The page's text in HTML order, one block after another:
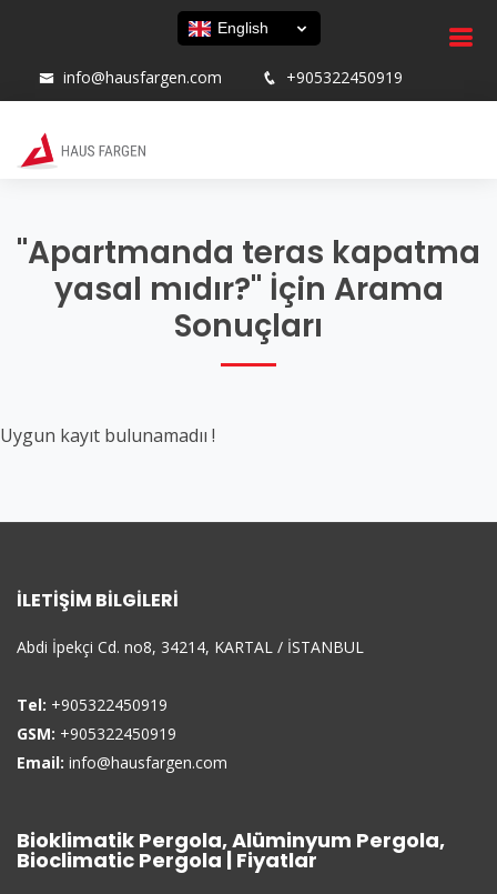
English
info@hausfargen.com +905322450919
"Apartmanda teras kapatma
yasal mıdır?" İçin Arama
Sonuçları
Uygun kayıt bulunamadıı !
İLETIŞIM BILGILERI
Abdi İpekçi Cd. no8, 34214, KARTAL / İSTANBUL
Tel: +905322450919
GSM: +905322450919
Email: info@hausfargen.com
Bioklimatik Pergola, Alüminyum Pergola,
Bioclimatic Pergola | Fiyatlar